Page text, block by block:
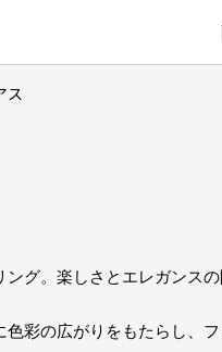
ス
グ。楽しさとエレガンス
彩の広がりをもたらし、